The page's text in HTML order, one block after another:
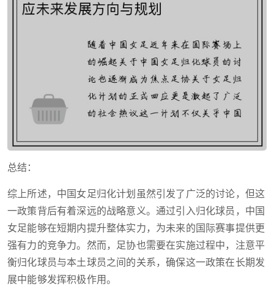
总结：
综上所述，中国女足归化计划虽然引发了广泛的讨论，但这
一政策背后有着深远的战略意义。通过引入归化球员，中国
女足能够在短期内提升整体实力，为未来的国际赛事提供更
强有力的竞争力。然而，足协也需要在实施过程中，注意平
衡归化球员与本土球员之间的关系，确保这一政策在长期发
展中能够发挥积极作用。